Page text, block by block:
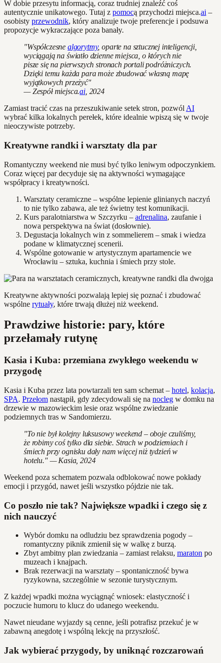
W dobie przesytu informacją, coraz trudniej znaleźć coś
autentycznie unikatowego. Tutaj z pomocą przychodzi miejsca.ai –
osobisty przewodnik, który analizuje twoje preferencje i podsuwa
propozycje wykraczające poza banały.
"Współczesne algorytmy, oparte na sztucznej inteligencji,
wyciągają na światło dzienne miejsca, o których nie
pisze się na pierwszych stronach portali podróżniczych.
Dzięki temu każda para może zbudować własną mapę
wyjątkowych przeżyć"
— Zespół miejsca.ai, 2024
Zamiast tracić czas na przeszukiwanie setek stron, pozwól AI
wybrać kilka lokalnych perełek, które idealnie wpiszą się w twoje
nieoczywiste potrzeby.
Kreatywne randki i warsztaty dla par
Romantyczny weekend nie musi być tylko leniwym odpoczynkiem.
Coraz więcej par decyduje się na aktywności wymagające
współpracy i kreatywności.
Warsztaty ceramiczne – wspólne lepienie glinianych naczyń
to nie tylko zabawa, ale też świetny test komunikacji.
Kurs paralotniarstwa w Szczyrku – adrenalina, zaufanie i
nowa perspektywa na świat (dosłownie).
Degustacja lokalnych win z sommelierem – smak i wiedza
podane w klimatycznej scenerii.
Wspólne gotowanie w artystycznym apartamencie we
Wrocławiu – sztuka, kuchnia i śmiech przy stole.
Kreatywne aktywności pozwalają lepiej się poznać i zbudować
wspólne rytuały, które trwają dłużej niż weekend.
Prawdziwe historie: pary, które
przełamały rutynę
Kasia i Kuba: przemiana zwykłego weekendu w
przygodę
Kasia i Kuba przez lata powtarzali ten sam schemat – hotel, kolacja,
SPA. Przełom nastąpił, gdy zdecydowali się na nocleg w domku na
drzewie w mazowieckim lesie oraz wspólne zwiedzanie
podziemnych tras w Sandomierzu.
"To nie był kolejny luksusowy weekend – oboje czuliśmy,
że robimy coś tylko dla siebie. Strach w podziemiach i
śmiech przy ognisku dały nam więcej niż tydzień w
hotelu." — Kasia, 2024
Weekend poza schematem pozwala odblokować nowe pokłady
emocji i przygód, nawet jeśli wszystko pójdzie nie tak.
Co poszło nie tak? Największe wpadki i czego się z
nich nauczyć
Wybór domku na odludziu bez sprawdzenia pogody –
romantyczny piknik zmienił się w walkę z burzą.
Zbyt ambitny plan zwiedzania – zamiast relaksu, maraton po
muzeach i knajpach.
Brak rezerwacji na warsztaty – spontaniczność bywa
ryzykowna, szczególnie w sezonie turystycznym.
Z każdej wpadki można wyciągnąć wniosek: elastyczność i
poczucie humoru to klucz do udanego weekendu.
Nawet nieudane wyjazdy są cenne, jeśli potrafisz przekuć je w
zabawną anegdotę i wspólną lekcję na przyszłość.
Jak wybierać przygody, by uniknąć rozczarowań